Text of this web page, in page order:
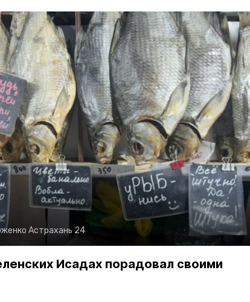
Астрахань 24
Исадах порадовал своими